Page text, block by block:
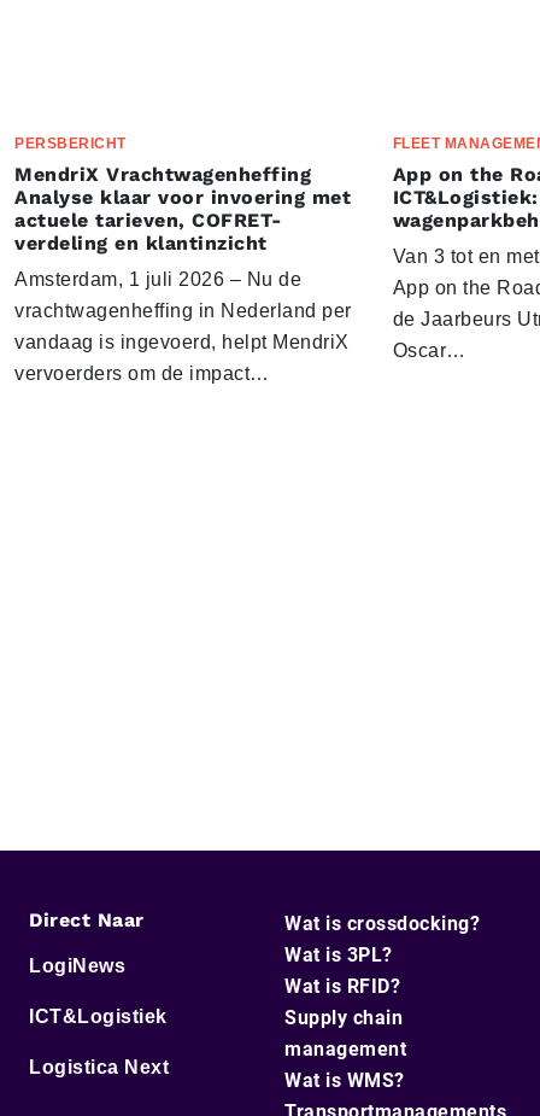
PERSBERICHT
MendriX Vrachtwagenheffing
Analyse klaar voor invoering met
actuele tarieven, COFRET-
verdeling en klantinzicht
Amsterdam, 1 juli 2026 – Nu de
vrachtwagenheffing in Nederland per
vandaag is ingevoerd, helpt MendriX
vervoerders om de impact…
FLEET
App on the
Van 3 tot en
App on the
de Jaarbeurs
Oscar…
Direct Naar
LogiNews
ICT&Logistiek
Logistica Next
Wat is crossdocking?
Wat is 3PL?
Wat is RFID?
Supply chain
management
Wat is WMS?